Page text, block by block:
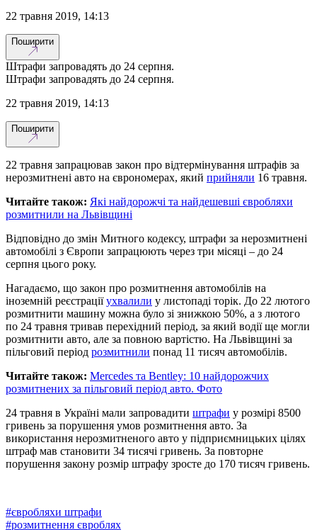
22 травня 2019, 14:13
Поширити
Штрафи запровадять до 24 серпня.
Штрафи запровадять до 24 серпня.
22 травня 2019, 14:13
Поширити
22 травня запрацював закон про відтермінування штрафів за
нерозмитнені авто на єврономерах, який прийняли 16 травня.
Читайте також: Які найдорожчі та найдешевші євробляхи
розмитнили на Львівщині
Відповідно до змін Митного кодексу, штрафи за нерозмитнені
автомобілі з Європи запрацюють через три місяці – до 24
серпня цього року.
Нагадаємо, що закон про розмитнення автомобілів на
іноземній реєстраціїухвалили у листопаді торік. До 22 лютого
розмитнити машину можна було зі знижкою 50%, а з лютого
по 24 травня тривав перехідний період, за який водії ще могли
розмитнити авто, але за повною вартістю. На Львівщині за
пільговий період розмитнили понад 11 тисяч автомобілів.
Читайте також: Mercedes та Bentley: 10 найдорожчих
розмитнених за пільговий період авто. Фото
24 травня в Україні мали запровадити штрафи у розмірі 8500
гривень за порушення умов розмитнення авто. За
використання нерозмитненого авто у підприємницьких цілях
штраф мав становити 34 тисячі гривень. За повторне
порушення закону розмір штрафу зросте до 170 тисяч гривень.
#євробляхи штрафи
#розмитнення євроблях